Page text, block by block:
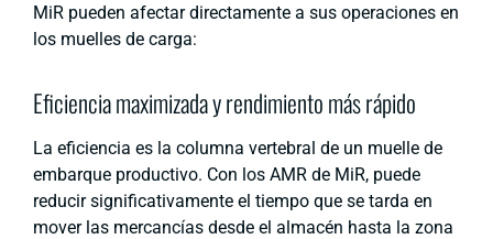
MiR pueden afectar directamente a sus operaciones en
los muelles de carga:
Eficiencia maximizada y rendimiento más rápido
La eficiencia es la columna vertebral de un muelle de
embarque productivo. Con los AMR de MiR, puede
reducir significativamente el tiempo que se tarda en
mover las mercancías desde el almacén hasta la zona